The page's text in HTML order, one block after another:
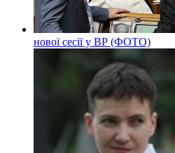
нової сесії у ВР (ФОТО)